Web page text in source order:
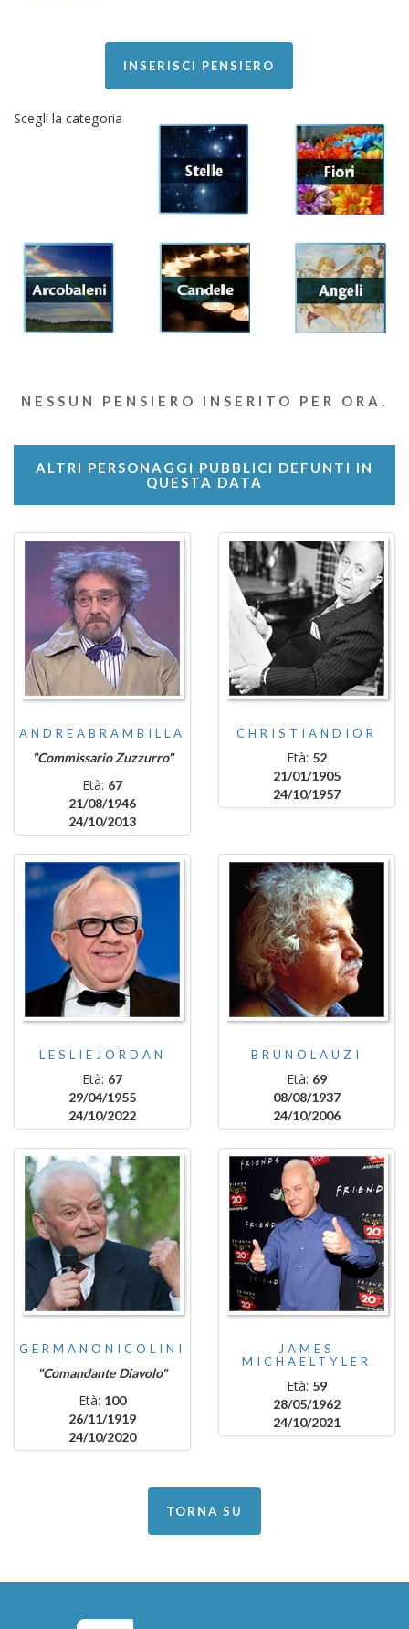
INSERISCI PENSIERO
Scegli la categoria
NESSUN PENSIERO INSERITO PER ORA.
ALTRI PERSONAGGI PUBBLICI DEFUNTI IN
QUESTA DATA
ANDREABRAMBILLA
"Commissario Zuzzurro"
Età: 67
21/08/1946
24/10/2013
CHRISTIANDIOR
Età: 52
21/01/1905
24/10/1957
LESLIEJORDAN
Età: 67
29/04/1955
24/10/2022
BRUNOLAUZI
Età: 69
08/08/1937
24/10/2006
GERMANONICOLINI
"Comandante Diavolo"
Età: 100
26/11/1919
24/10/2020
JAMES
MICHAELTYLER
Età: 59
28/05/1962
24/10/2021
TORNA SU